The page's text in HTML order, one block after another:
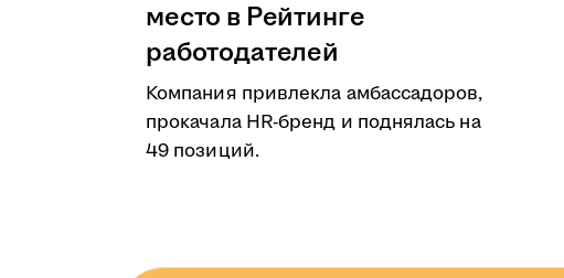
место в Рейтинге
работодателей
Компания привлекла амбассадоров,
прокачала HR-бренд и поднялась на
49 позиций.